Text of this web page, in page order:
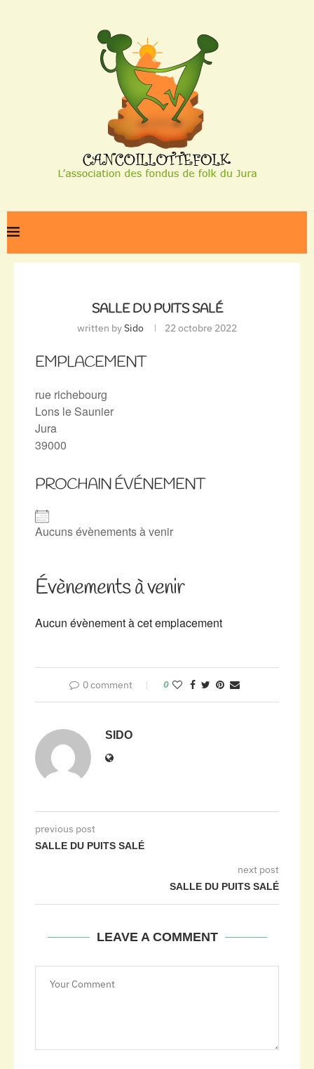
SALLE DU PUITS SALÉ
written bySido 22 octobre 2022
EMPLACEMENT
rue richebourg
Lons le Saunier
Jura
39000
PROCHAIN ÉVÉNEMENT
Aucuns évènements à venir
Évènements à venir
Aucun évènement à cet emplacement
0 comment 0
SIDO
previous post
SALLE DU PUITS SALÉ
next post
SALLE DU PUITS SALÉ
LEAVE A COMMENT